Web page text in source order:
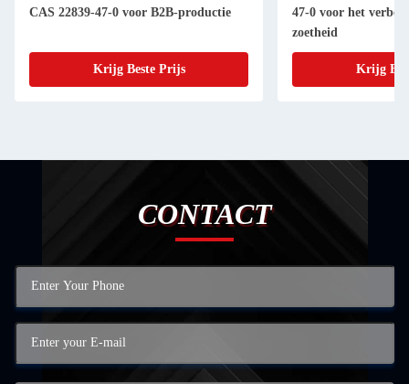
CAS 22839-47-0 voor B2B-productie
Krijg Beste Prijs
47-0 voor het
zoetheid
Krijg
CONTACT